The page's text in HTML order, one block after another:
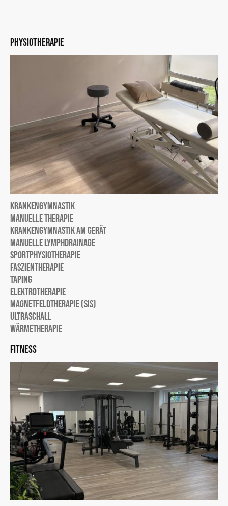
Physiotherapie
Krankengymnastik
Manuelle Therapie
Krankengymnastik am Gerät
Manuelle Lymphdrainage
Sportphysiotherapie
Faszientherapie
Taping
Elektrotherapie
Magnetfeldtherapie (SIS)
UltraSchall
Wärmetherapie
Fitness